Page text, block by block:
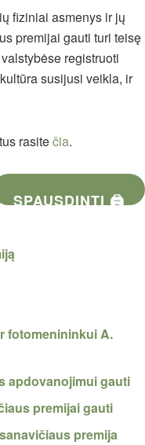
fiziniai asmenys ir jų
premijai gauti turi teisę
registruoti
susijusi veikla, ir
rasitečia.
SPAUSDINTI 🖨
fotomenininkui A.
apdovanojimui gauti
premijai gauti
premija